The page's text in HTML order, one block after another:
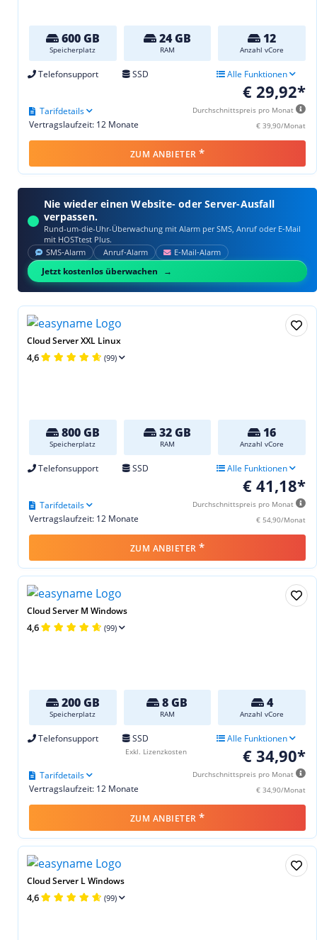
600 GB
Speicherplatz
24 GB
RAM
12
Anzahl vCore
Telefonsupport SSD Alle Funktionen
€ 29,92*
Durchschnittspreis pro Monat
€ 39,90/Monat
Vertragslaufzeit: 12 Monate
Tarifdetails
ZUM ANBIETER *
Nie wieder einen Website- oder Server-Ausfall
verpassen.
Rund-um-die-Uhr-Überwachung mit Alarm per SMS, Anruf oder E‑Mail
mit HOSTtest Plus.
SMS‑Alarm Anruf‑Alarm E‑Mail‑Alarm
Jetzt kostenlos überwachen
Cloud Server XXL Linux
4,6 (99)
800 GB
Speicherplatz
32 GB
RAM
16
Anzahl vCore
Telefonsupport SSD Alle Funktionen
€ 41,18*
Durchschnittspreis pro Monat
€ 54,90/Monat
Vertragslaufzeit: 12 Monate
Tarifdetails
ZUM ANBIETER *
Cloud Server M Windows
4,6 (99)
200 GB
Speicherplatz
8 GB
RAM
4
Anzahl vCore
Telefonsupport SSD Alle Funktionen
€ 34,90*
Durchschnittspreis pro Monat
€ 34,90/Monat
Vertragslaufzeit: 12 Monate
Tarifdetails
Exkl. Lizenzkosten
ZUM ANBIETER *
Cloud Server L Windows
4,6 (99)